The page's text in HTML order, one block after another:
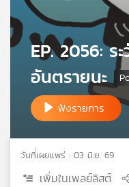
เกี่ยว
กับ
เครือ
วิทยุ
ไทย
EP. 2056: ร
อันตรายนะ
ฟังรายการ
วันที่เผยแพร่ : 03 มิ.ย. 69
เพิ่มในเพลย์ลิสต์